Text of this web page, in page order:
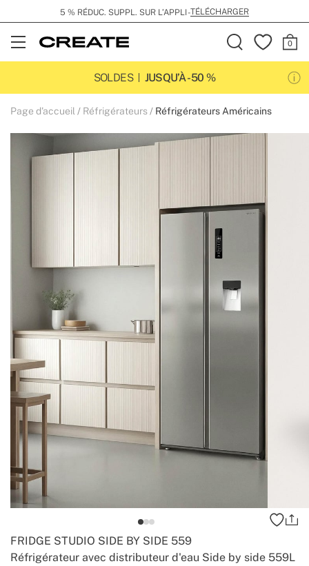
5 % RÉDUC. SUPPL. SUR L’APPLI -TÉLÉCHARGER
Open
Menu
SOLDES
JUSQU’À -50 %
Page d'accueil Réfrigérateurs Réfrigérateurs Américains
Réfrigérateur avec distributeur d'eau Side by side 559L
FRIDGE STUDIO SIDE BY SIDE 559